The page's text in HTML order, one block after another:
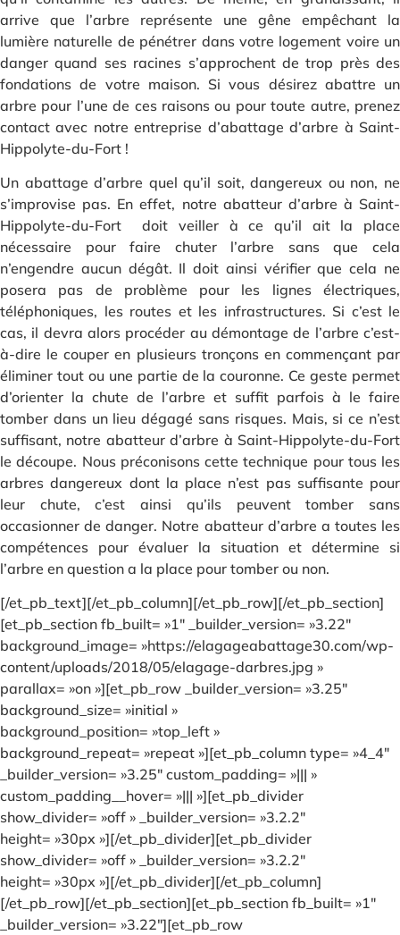
arrive que l’arbre représente une gêne empêchant la
lumière naturelle de pénétrer dans votre logement voire un
danger quand ses racines s’approchent de trop près des
fondations de votre maison. Si vous désirez abattre un
arbre pour l’une de ces raisons ou pour toute autre, prenez
contact avec notre entreprise d’abattage d’arbre à Saint-
Hippolyte-du-Fort !
Un abattage d’arbre quel qu’il soit, dangereux ou non, ne
s’improvise pas. En effet, notre abatteur d’arbre à Saint-
Hippolyte-du-Fort doit veiller à ce qu’il ait la place
nécessaire pour faire chuter l’arbre sans que cela
n’engendre aucun dégât. Il doit ainsi vérifier que cela ne
posera pas de problème pour les lignes électriques,
téléphoniques, les routes et les infrastructures. Si c’est le
cas, il devra alors procéder au démontage de l’arbre c’est-
à-dire le couper en plusieurs tronçons en commençant par
éliminer tout ou une partie de la couronne. Ce geste permet
d’orienter la chute de l’arbre et suffit parfois à le faire
tomber dans un lieu dégagé sans risques. Mais, si ce n’est
suffisant, notre abatteur d’arbre à Saint-Hippolyte-du-Fort
le découpe. Nous préconisons cette technique pour tous les
arbres dangereux dont la place n’est pas suffisante pour
leur chute, c’est ainsi qu’ils peuvent tomber sans
occasionner de danger. Notre abatteur d’arbre a toutes les
compétences pour évaluer la situation et détermine si
l’arbre en question a la place pour tomber ou non.
[/et_pb_text][/et_pb_column][/et_pb_row][/et_pb_section]
[et_pb_section fb_built= »1″ _builder_version= »3.22″
background_image= »https://elagageabattage30.com/wp-
content/uploads/2018/05/elagage-darbres.jpg »
parallax= »on »][et_pb_row _builder_version= »3.25″
background_size= »initial »
background_position= »top_left »
background_repeat= »repeat »][et_pb_column type= »4_4″
_builder_version= »3.25″ custom_padding= »||| »
custom_padding__hover= »||| »][et_pb_divider
show_divider= »off » _builder_version= »3.2.2″
height= »30px »][/et_pb_divider][et_pb_divider
show_divider= »off » _builder_version= »3.2.2″
height= »30px »][/et_pb_divider][/et_pb_column]
[/et_pb_row][/et_pb_section][et_pb_section fb_built= »1″
_builder_version= »3.22″][et_pb_row